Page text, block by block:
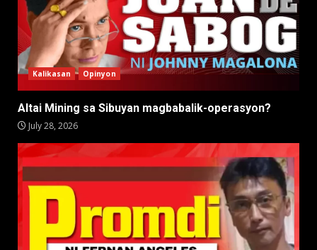
Kalikasan Opinyon
Altai Mining sa Sibuyan magbabalik-operasyon?
July 28, 2026